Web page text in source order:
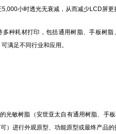
小时透光无衰减，从而减少LCD屏更
种耗材打印，包括通用树脂、手板树脂
满足不同行业和应用。
敏树脂（安世亚太自有通用树脂、手
）进行外观原型、功能原型或最终产品的